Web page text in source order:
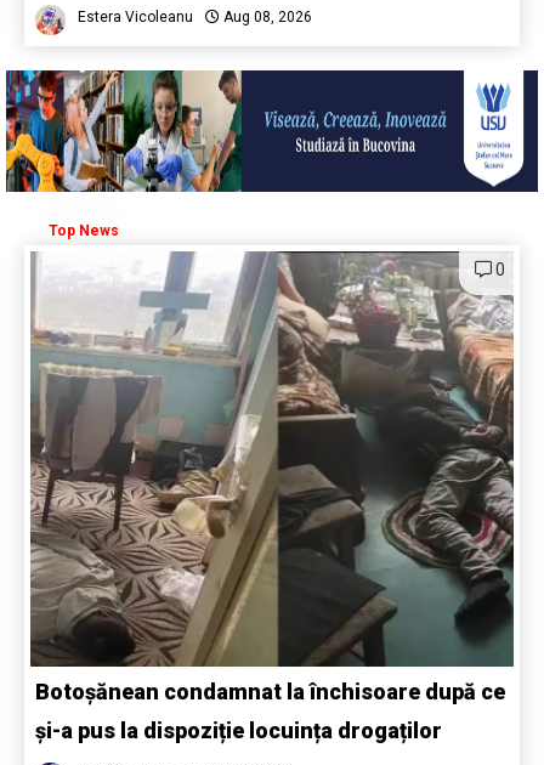
Estera Vicoleanu Aug 08, 2026
Top News
0
Botoșănean condamnat la închisoare după ce
și-a pus la dispoziție locuința drogaților